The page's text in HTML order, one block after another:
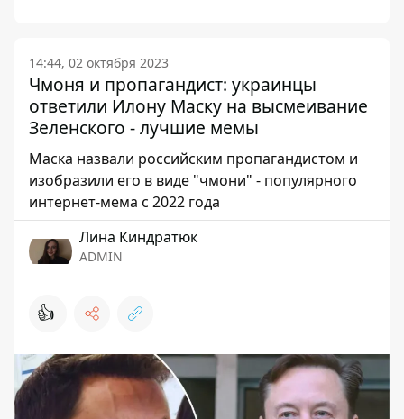
14:44, 02 октября 2023
Чмоня и пропагандист: украинцы
ответили Илону Маску на высмеивание
Зеленского - лучшие мемы
Маска назвали российским пропагандистом и
изобразили его в виде "чмони" - популярного
интернет-мема с 2022 года
Лина Киндратюк
ADMIN
👍